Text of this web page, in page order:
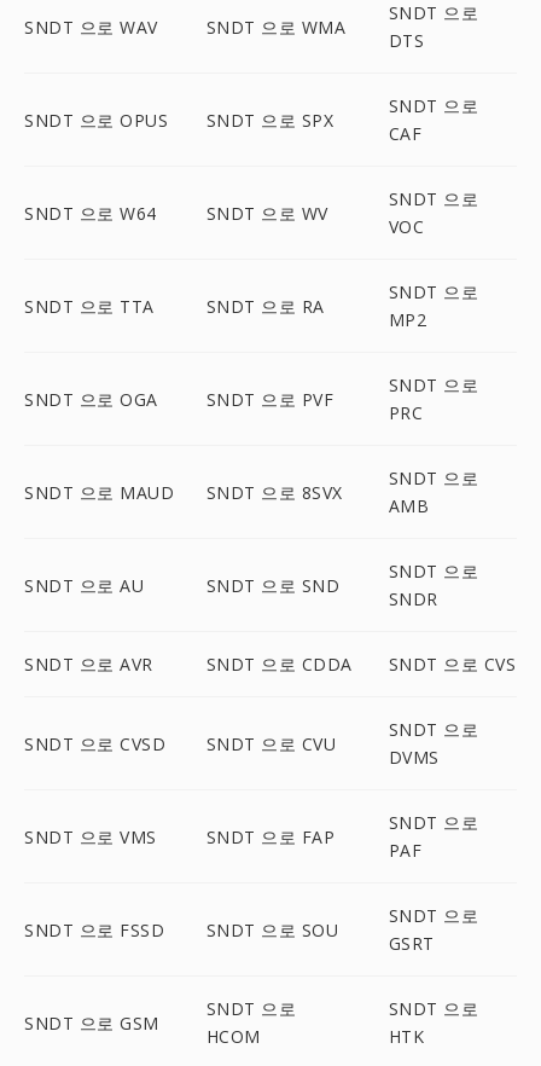
SNDT 으로 WAV SNDT 으로 WMA
SNDT 으로
DTS
SNDT 으로 OPUS SNDT 으로 SPX
SNDT 으로
CAF
SNDT 으로 W64 SNDT 으로 WV
SNDT 으로
VOC
SNDT 으로 TTA SNDT 으로 RA
SNDT 으로
MP2
SNDT 으로 OGA SNDT 으로 PVF
SNDT 으로
PRC
SNDT 으로 MAUD SNDT 으로 8SVX
SNDT 으로
AMB
SNDT 으로 AU SNDT 으로 SND
SNDT 으로
SNDR
SNDT 으로 AVR SNDT 으로 CDDA SNDT 으로 CVS
SNDT 으로 CVSD SNDT 으로 CVU
SNDT 으로
DVMS
SNDT 으로 VMS SNDT 으로 FAP
SNDT 으로
PAF
SNDT 으로 FSSD SNDT 으로 SOU
SNDT 으로
GSRT
SNDT 으로 GSM
SNDT 으로
HCOM
SNDT 으로
HTK